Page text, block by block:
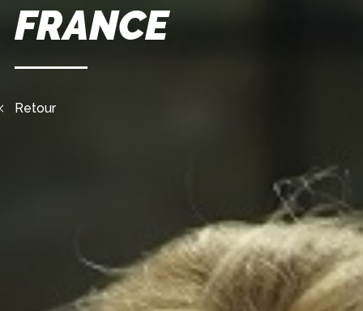
FRANCE
Retour